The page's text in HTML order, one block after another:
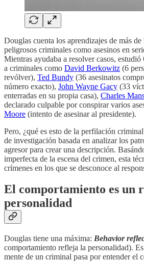
Douglas cuenta los aprendizajes de más
peligrosos criminales como asesinos en
Mientras ayudaba a resolver casos,
a criminales como David Berkowitz (6
revólver), Ted Bundy (36 asesinatos
número exacto), John Wayne Gacy (33
enterradas en su propia casa), Charles
declarado culpable por conspirar varios
Moore (intento de asesinar al presidente).
Pero, ¿qué es esto de la perfilación
de investigación basada en analizar los
agresor para crear una descripción.
imperfecta de la escena del crimen, esta
crímenes en los que se desconoce al
El comportamiento es un
personalidad
Douglas tiene una máxima: Behavior
comportamiento refleja la personalidad).
mente de un criminal pasa por entender el